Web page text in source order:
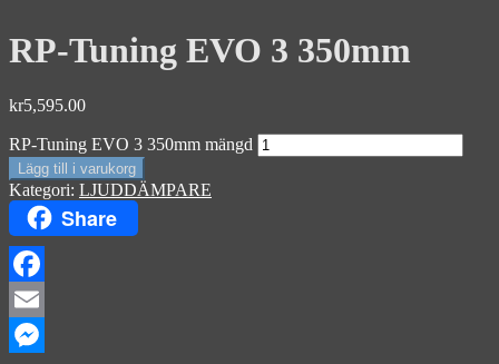
RP-Tuning EVO 3 350mm
kr5,595.00
RP-Tuning EVO 3 350mm mängd
Lägg till i varukorg
Kategori: LJUDDÄMPARE
Share
Facebook
Email